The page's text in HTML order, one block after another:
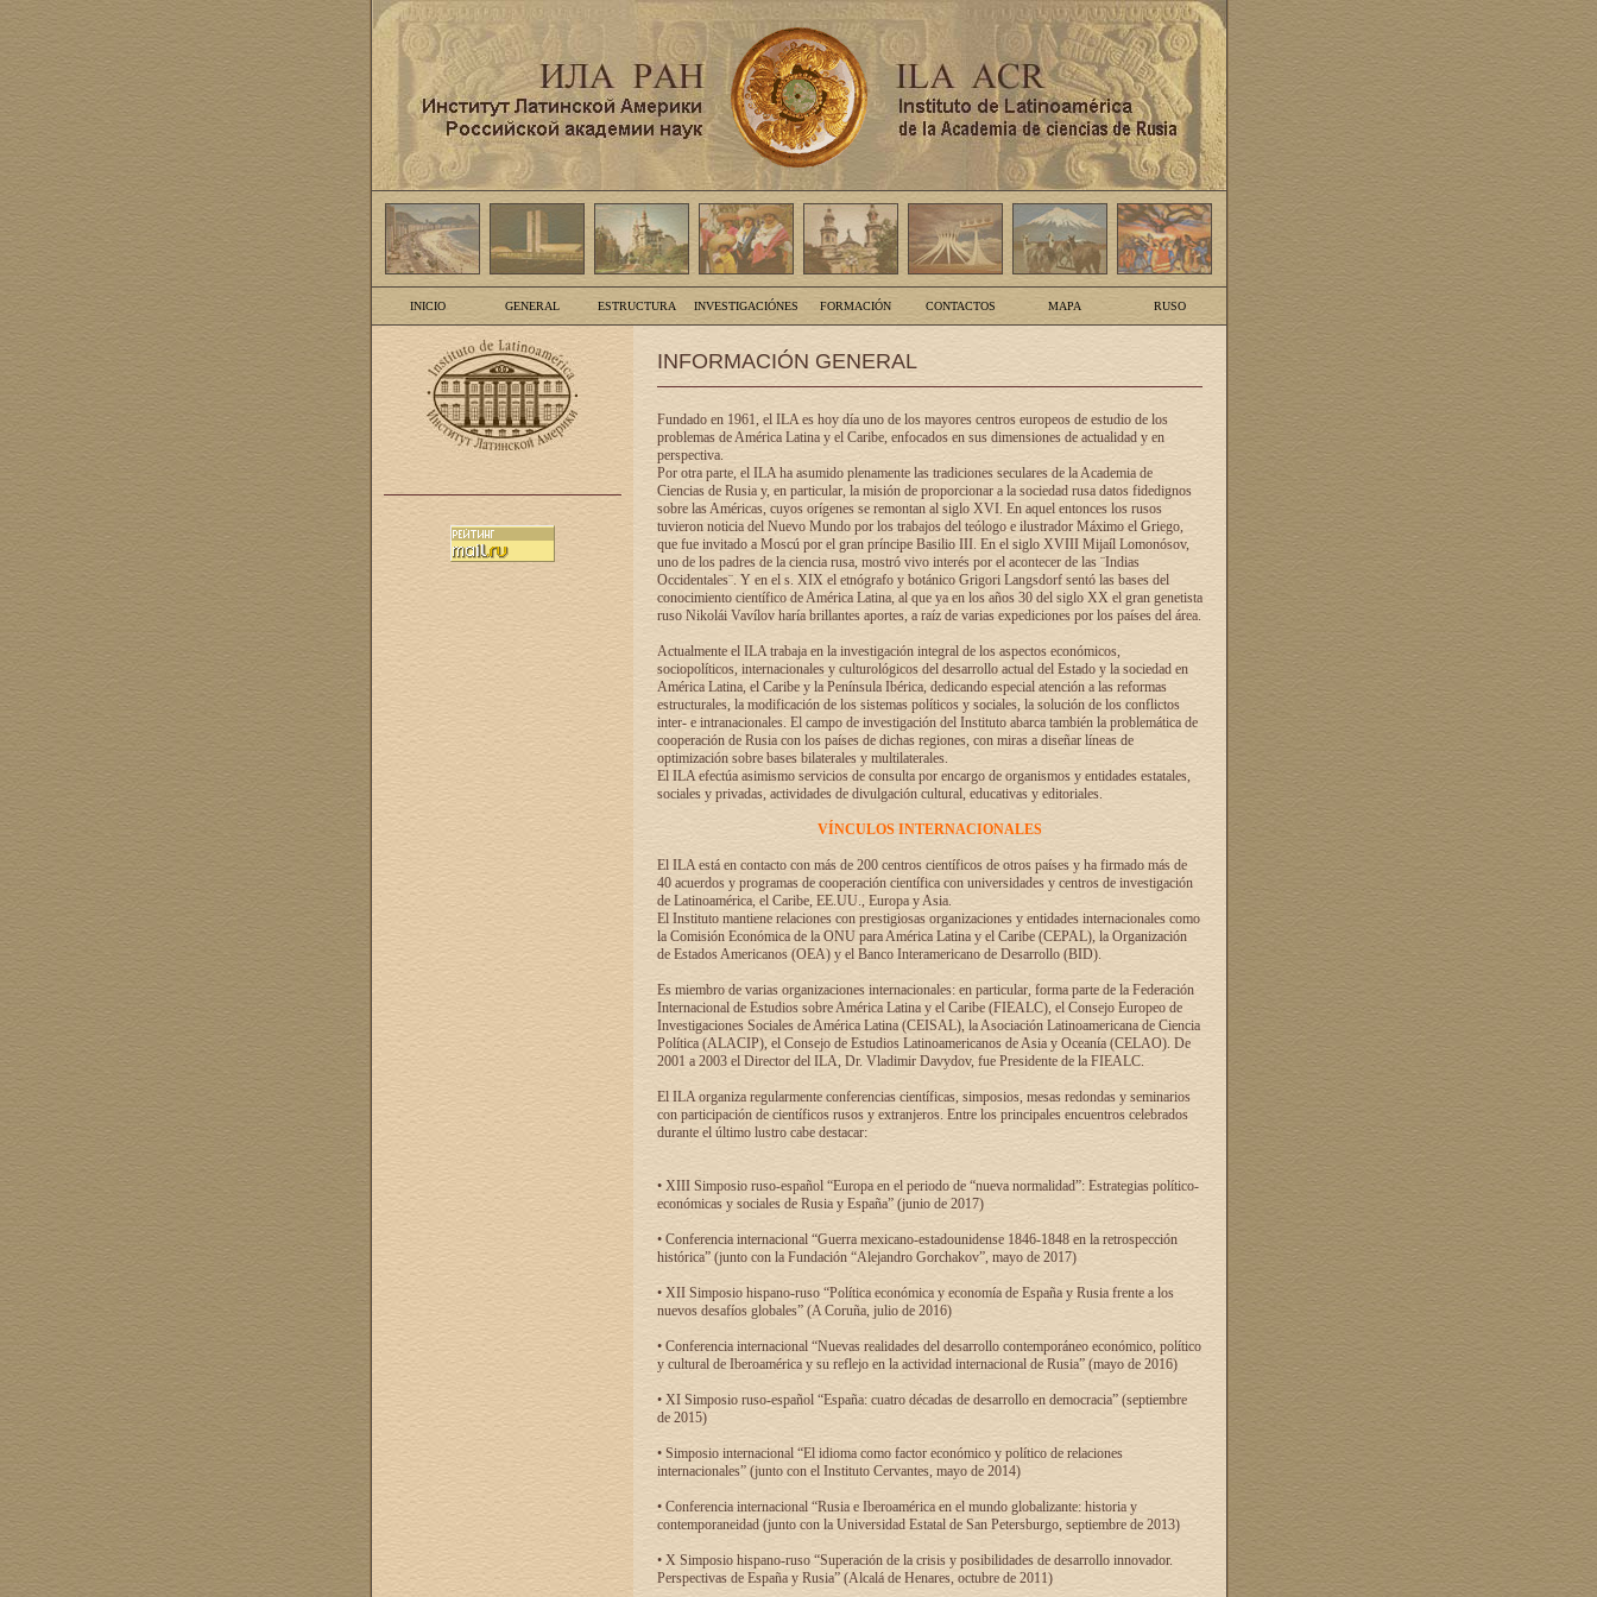
INICIO GENERAL ESTRUCTURA INVESTIGACIÓNES FORMACIÓN CONTACTOS MAPA RUSO
INFORMACIÓN GENERAL
Fundado en 1961, el ILA es hoy día uno de los mayores centros europeos de estudio de los
problemas de América Latina y el Caribe, enfocados en sus dimensiones de actualidad y en
perspectiva.
Por otra parte, el ILA ha asumido plenamente las tradiciones seculares de la Academia de
Ciencias de Rusia y, en particular, la misión de proporcionar a la sociedad rusa datos fidedignos
sobre las Américas, cuyos orígenes se remontan al siglo XVI. En aquel entonces los rusos
tuvieron noticia del Nuevo Mundo por los trabajos del teólogo e ilustrador Máximo el Griego,
que fue invitado a Moscú por el gran príncipe Basilio III. En el siglo XVIII Mijaíl Lomonósov,
uno de los padres de la ciencia rusa, mostró vivo interés por el acontecer de las ¨Indias
Occidentales¨. Y en el s. XIX el etnógrafo y botánico Grigori Langsdorf sentó las bases del
conocimiento científico de América Latina, al que ya en los años 30 del siglo XX el gran genetista
ruso Nikolái Vavílov haría brillantes aportes, a raíz de varias expediciones por los países del área.
Actualmente el ILA trabaja en la investigación integral de los aspectos económicos,
sociopolíticos, internacionales y culturológicos del desarrollo actual del Estado y la sociedad en
América Latina, el Caribe y la Península Ibérica, dedicando especial atención a las reformas
estructurales, la modificación de los sistemas políticos y sociales, la solución de los conflictos
inter- e intranacionales. El campo de investigación del Instituto abarca también la problemática de
cooperación de Rusia con los países de dichas regiones, con miras a diseñar líneas de
optimización sobre bases bilaterales y multilaterales.
El ILA efectúa asimismo servicios de consulta por encargo de organismos y entidades estatales,
sociales y privadas, actividades de divulgación cultural, educativas y editoriales.
VÍNCULOS INTERNACIONALES
El ILA está en contacto con más de 200 centros científicos de otros países y ha firmado más de
40 acuerdos y programas de cooperación científica con universidades y centros de investigación
de Latinoamérica, el Caribe, EE.UU., Europa y Asia.
El Instituto mantiene relaciones con prestigiosas organizaciones y entidades internacionales como
la Comisión Económica de la ONU para América Latina y el Caribe (CEPAL), la Organización
de Estados Americanos (OEA) y el Banco Interamericano de Desarrollo (BID).
Es miembro de varias organizaciones internacionales: en particular, forma parte de la Federación
Internacional de Estudios sobre América Latina y el Caribe (FIEALC), el Consejo Europeo de
Investigaciones Sociales de América Latina (CEISAL), la Asociación Latinoamericana de Ciencia
Política (ALACIP), el Consejo de Estudios Latinoamericanos de Asia y Oceanía (CELAO). De
2001 a 2003 el Director del ILA, Dr. Vladimir Davydov, fue Presidente de la FIEALC.
El ILA organiza regularmente conferencias científicas, simposios, mesas redondas y seminarios
con participación de científicos rusos y extranjeros. Entre los principales encuentros celebrados
durante el último lustro cabe destacar:
• XIII Simposio ruso-español “Europa en el periodo de “nueva normalidad”: Estrategias político-
económicas y sociales de Rusia y España” (junio de 2017)
• Conferencia internacional “Guerra mexicano-estadounidense 1846-1848 en la retrospección
histórica” (junto con la Fundación “Alejandro Gorchakov”, mayo de 2017)
• XII Simposio hispano-ruso “Política económica y economía de España y Rusia frente a los
nuevos desafíos globales” (A Coruña, julio de 2016)
• Conferencia internacional “Nuevas realidades del desarrollo contemporáneo económico, político
y cultural de Iberoamérica y su reflejo en la actividad internacional de Rusia” (mayo de 2016)
• XI Simposio ruso-español “España: cuatro décadas de desarrollo en democracia” (septiembre
de 2015)
• Simposio internacional “El idioma como factor económico y político de relaciones
internacionales” (junto con el Instituto Cervantes, mayo de 2014)
• Conferencia internacional “Rusia e Iberoamérica en el mundo globalizante: historia y
contemporaneidad (junto con la Universidad Estatal de San Petersburgo, septiembre de 2013)
• X Simposio hispano-ruso “Superación de la crisis y posibilidades de desarrollo innovador.
Perspectivas de España y Rusia” (Alcalá de Henares, octubre de 2011)